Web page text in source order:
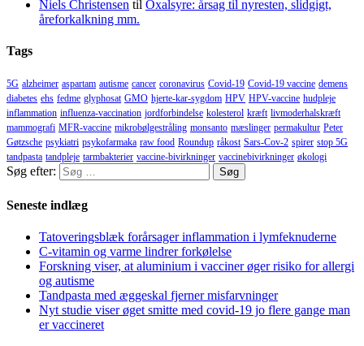
Niels Christensen til Oxalsyre: årsag til nyresten, slidgigt,
åreforkalkning mm.
Tags
5G alzheimer aspartam autisme cancer coronavirus Covid-19 Covid-19 vaccine demens
diabetes ehs fedme glyphosat GMO hjerte-kar-sygdom HPV HPV-vaccine hudpleje
inflammation influenza-vaccination jordforbindelse kolesterol kræft livmoderhalskræft
mammografi MFR-vaccine mikrobølgestråling monsanto mæslinger permakultur Peter
Gøtzsche psykiatri psykofarmaka raw food Roundup råkost Sars-Cov-2 spirer stop 5G
tandpasta tandpleje tarmbakterier vaccine-bivirkninger vaccinebivirkninger økologi
Søg efter:
Seneste indlæg
Tatoveringsblæk forårsager inflammation i lymfeknuderne
C-vitamin og varme lindrer forkølelse
Forskning viser, at aluminium i vacciner øger risiko for allergi
og autisme
Tandpasta med æggeskal fjerner misfarvninger
Nyt studie viser øget smitte med covid-19 jo flere gange man
er vaccineret